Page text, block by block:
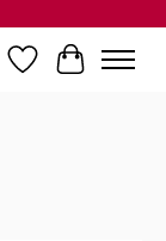
Liste dePanier